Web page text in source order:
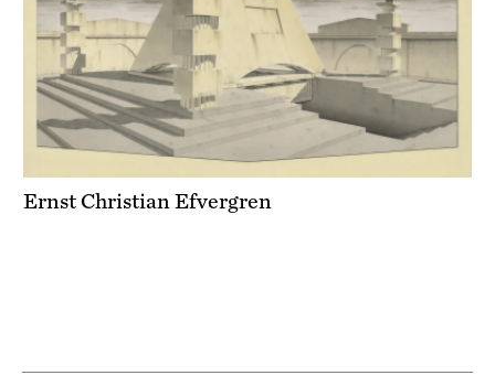
Ernst Christian Efvergren